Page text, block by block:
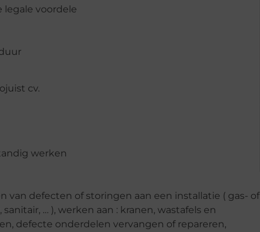
legale voordele
cv.
werken
van defecten of storingen aan een installatie ( gas- of
… ), werken aan : kranen, wastafels en
defecte onderdelen vervangen of repareren,